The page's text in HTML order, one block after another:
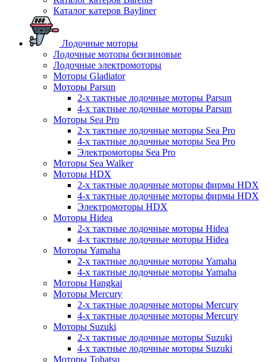
Каталог катеров Bayliner
Лодочные моторы
Лодочные моторы бензиновые
Лодочные электромоторы
Моторы Gladiator
Моторы Parsun
2-х тактные лодочные моторы Parsun
4-х тактные лодочные моторы Parsun
Моторы Sea Pro
2-х тактные лодочные моторы Sea Pro
4-х тактные лодочные моторы Sea Pro
Электромоторы Sea Pro
Моторы Sea Walker
Моторы HDX
2-х тактные лодочные моторы фирмы HDX
4-х тактные лодочные моторы фирмы HDX
Электромоторы HDX
Моторы Hidea
2-х тактные лодочные моторы Hidea
4-х тактные лодочные моторы Hidea
Моторы Yamaha
2-х тактные лодочные моторы Yamaha
4-х тактные лодочные моторы Yamaha
Моторы Hangkai
Моторы Mercury
2-х тактные лодочные моторы Mercury
4-х тактные лодочные моторы Mercury
Моторы Suzuki
2-х тактные лодочные моторы Suzuki
4-х тактные лодочные моторы Suzuki
Моторы Tohatsu